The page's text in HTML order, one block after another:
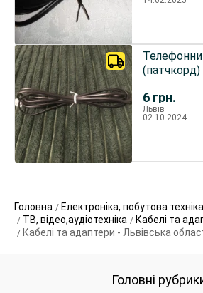
6 грн.
Львів
02.10.2024
Головна
Електроніка, побутова техніка
ТВ, відео,аудіотехніка
Кабелі та
Кабелі та адаптери - Львівська
Головні